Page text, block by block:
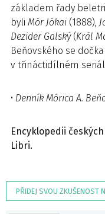
základem řady
byli Mór Jókai (1888),
Dezider Galský (Král
Beňovského se
v třináctidílném
• Denník Mórica A.
Encyklopedii
Libri.
PŘIDEJ SVOU ZKUŠENOST